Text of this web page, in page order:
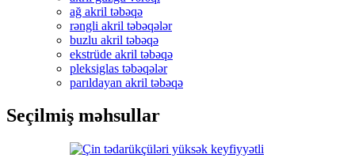
ağ akril təbəqə
rəngli akril təbəqələr
buzlu akril təbəqə
ekstrüde akril təbəqə
pleksiglas təbəqələr
parıldayan akril təbəqə
Seçilmiş məhsullar